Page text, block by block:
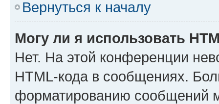
Вернуться к началу
Могу ли я использовать
Нет. На этой конференции
HTML-кода в сообщениях.
форматированию сообщений